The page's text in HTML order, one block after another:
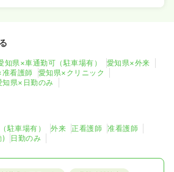
知県×車通勤可（駐車場有）
愛知県×外来
看護師
愛知県×クリニック
知県×日勤のみ
駐車場有） 外来 正看護師
准看護師
) 日勤のみ